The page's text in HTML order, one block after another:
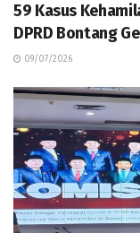
59 Kasus
DPRD Bontang
09/07/2026